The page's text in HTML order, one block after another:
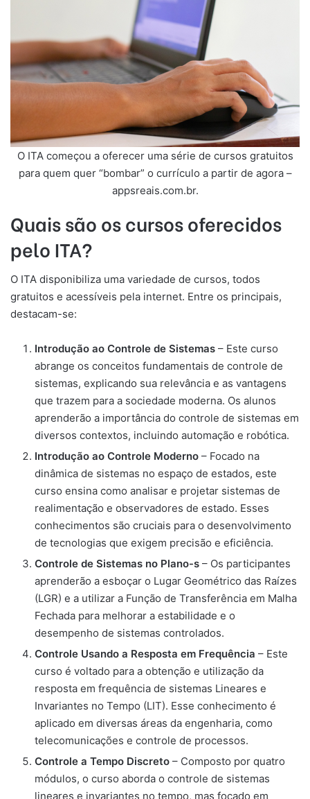
O ITA começou a oferecer uma série de cursos gratuitos
para quem quer “bombar” o currículo a partir de agora –
appsreais.com.br.
Quais são os cursos oferecidos
pelo ITA?
O ITA disponibiliza uma variedade de cursos, todos
gratuitos e acessíveis pela internet. Entre os principais,
destacam-se:
Introdução ao Controle de Sistemas – Este curso
abrange os conceitos fundamentais de controle de
sistemas, explicando sua relevância e as vantagens
que trazem para a sociedade moderna. Os alunos
aprenderão a importância do controle de sistemas em
diversos contextos, incluindo automação e robótica.
Introdução ao Controle Moderno – Focado na
dinâmica de sistemas no espaço de estados, este
curso ensina como analisar e projetar sistemas de
realimentação e observadores de estado. Esses
conhecimentos são cruciais para o desenvolvimento
de tecnologias que exigem precisão e eficiência.
Controle de Sistemas no Plano-s – Os participantes
aprenderão a esboçar o Lugar Geométrico das Raízes
(LGR) e a utilizar a Função de Transferência em Malha
Fechada para melhorar a estabilidade e o
desempenho de sistemas controlados.
Controle Usando a Resposta em Frequência – Este
curso é voltado para a obtenção e utilização da
resposta em frequência de sistemas Lineares e
Invariantes no Tempo (LIT). Esse conhecimento é
aplicado em diversas áreas da engenharia, como
telecomunicações e controle de processos.
Controle a Tempo Discreto – Composto por quatro
módulos, o curso aborda o controle de sistemas
lineares e invariantes no tempo, mas focado em